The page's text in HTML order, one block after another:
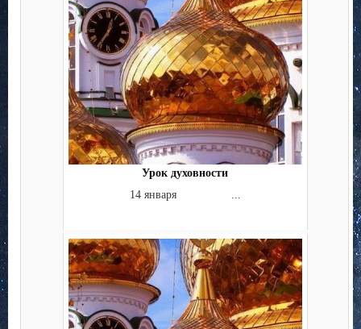
Урок духовности
14 января ...